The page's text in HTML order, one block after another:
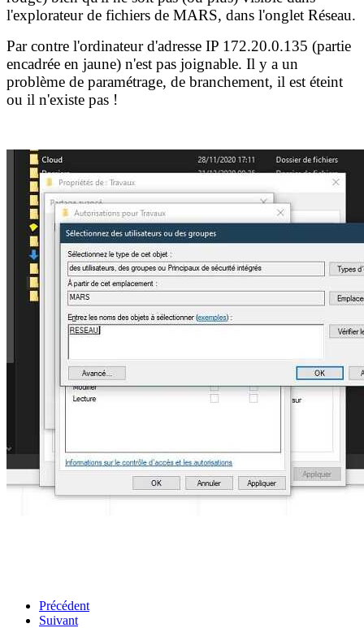
l'explorateur de fichiers de MARS, dans l'onglet Réseau.
Par contre l'ordinateur d'adresse IP 172.20.0.135 (partie
encadrée en jaune) n'est pas joignable. Il y a un
problème de paramétrage, de branchement, il est éteint
ou il n'existe pas !
Précédent
Suivant